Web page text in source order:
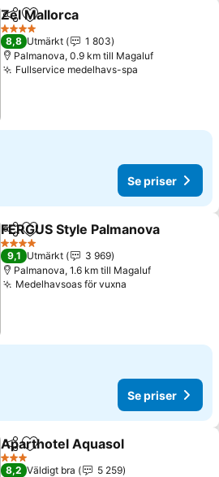
Dela Lägg till i Mina Favoriter
Zel Mallorca
4 Stjärnor
8,8 Utmärkt
1 803
Palmanova, 0.9 km till Magaluf
Fullservice medelhavs-spa
Se priser
Dela Lägg till i Mina Favoriter
FERGUS Style Palmanova
4 Stjärnor
9,1 Utmärkt
3 969
Palmanova, 1.6 km till Magaluf
Medelhavsoas för vuxna
Se priser
Dela Lägg till i Mina Favoriter
Aparthotel Aquasol
3 Stjärnor
8,2 Väldigt bra
5 259